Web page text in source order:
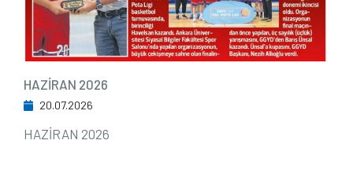
HAZİRAN 2026
20.07.2026
HAZİRAN 2026